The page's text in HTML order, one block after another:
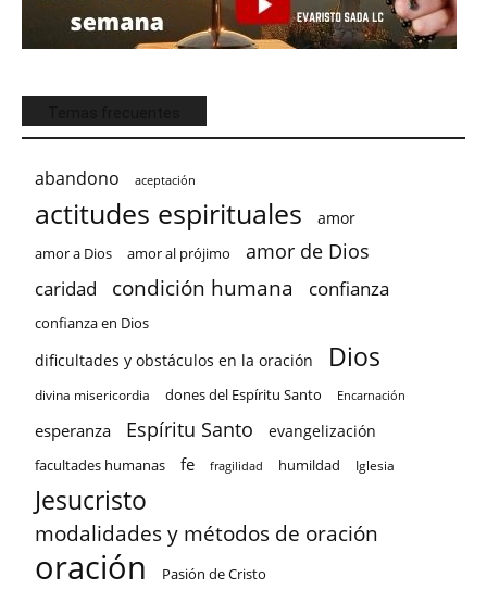
abandono aceptación
actitudes espirituales amor
amor a Dios amor al prójimo amor de Dios
caridad condición humana confianza
confianza en Dios
dificultades y obstáculos en la oración Dios
divina misericordia dones del Espíritu Santo Encarnación
esperanza Espíritu Santo evangelización
facultades humanas fe fragilidad humildad Iglesia
Jesucristo
modalidades y métodos de oración
oración Pasión de Cristo